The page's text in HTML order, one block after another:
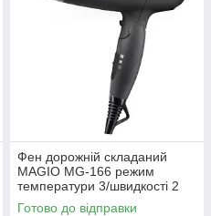
Фен дорожній складаний
MAGIO MG-166 режим
температури 3/швидкості 2
Black (Niz14131)
Готово до відправки